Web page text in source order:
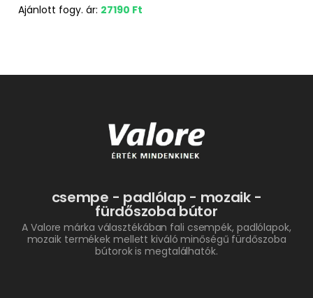
Ajánlott fogy. ár: 27190 Ft
csempe - padlólap - mozaik -
fürdőszoba bútor
A Valore márka választékában fali csempék, padlólapok,
mozaik termékek mellett kiváló minőségű fürdőszoba
bútorok is megtalálhatók.